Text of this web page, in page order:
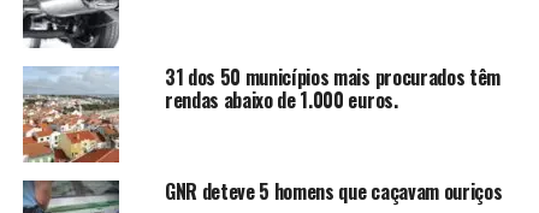
31 dos 50 municípios mais procurados têm
rendas abaixo de 1.000 euros.
GNR deteve 5 homens que caçavam ouriços